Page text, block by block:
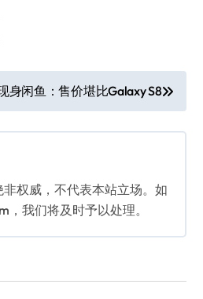
身闲鱼：售价堪比Galaxy S8
权威，不代表本站立场。如
我们将及时予以处理。